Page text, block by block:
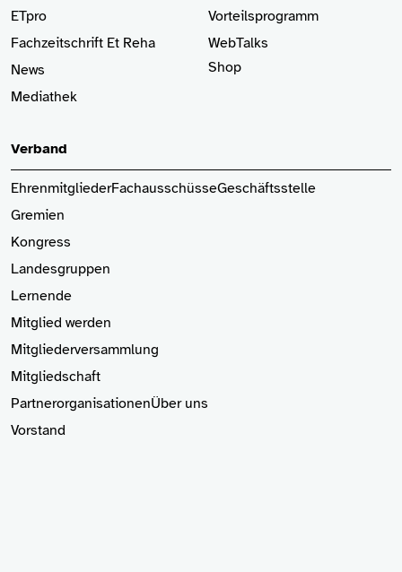
ETpro
Fachzeitschrift Et Reha
News
Mediathek
Vorteilsprogramm
WebTalks
Shop
Verband
EhrenmitgliederFachausschüsseGeschäftsstelle
Gremien
Kongress
Landesgruppen
Lernende
Mitglied werden
Mitgliederversammlung
Mitgliedschaft
PartnerorganisationenÜber uns
Vorstand